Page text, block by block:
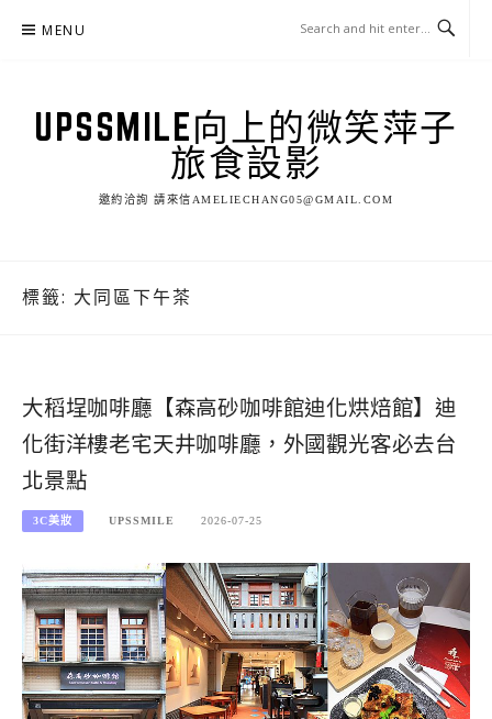
MENU
UPSSMILE向上的微笑萍子
旅食設影
邀約洽詢 請來信AMELIECHANG05@GMAIL.COM
標籤: 大同區下午茶
大稻埕咖啡廳【森高砂咖啡館迪化烘焙館】迪
化街洋樓老宅天井咖啡廳，外國觀光客必去台
北景點
3C美妝 UPSSMILE 2026-07-25